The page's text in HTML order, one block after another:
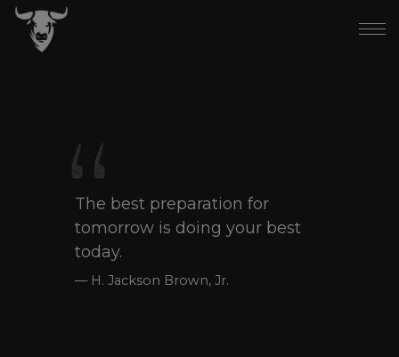
The best preparation for
tomorrow is doing your best
today.
H. Jackson Brown, Jr.